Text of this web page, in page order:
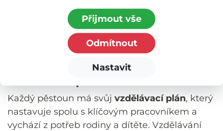
Přijmout vše
Odmítnout
Nastavit
setkání, poskytujeme neutrální prostředí,
asistenci a případně odbornou podporu, aby
setkání probíhalo bezpečně a citlivě pro
Každý pěstoun má svůj vzdělávací plán, který
nastavuje spolu s klíčovým pracovníkem a
vychází z potřeb rodiny a dítěte. Vzdělávání